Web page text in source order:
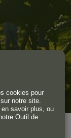
cookies pour
notre site.
en savoir plus, ou
Outil de